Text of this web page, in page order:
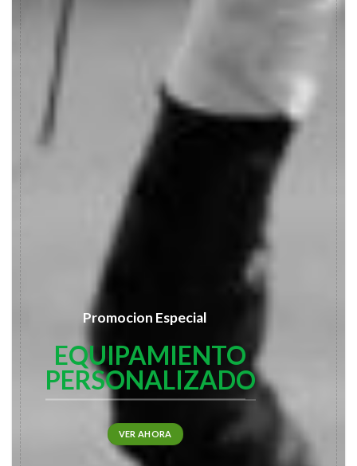
Promocion Especial
EQUIPAMIENTO
PERSONALIZADO
VER AHORA